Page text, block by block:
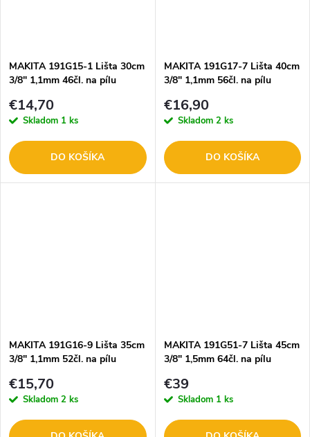
o
v
o
v
MAKITA 191G15-1 Lišta 30cm
3/8" 1,1mm 46čl. na pílu
€14,70
Skladom 1 ks
DO KOŠÍKA
MAKITA 191G17-7 Lišta 40cm
3/8" 1,1mm 56čl. na pílu
€16,90
Skladom 2 ks
DO KOŠÍKA
MAKITA 191G16-9 Lišta 35cm
3/8" 1,1mm 52čl. na pílu
€15,70
Skladom 2 ks
MAKITA 191G51-7 Lišta 45cm
3/8" 1,5mm 64čl. na pílu
€39
Skladom 1 ks